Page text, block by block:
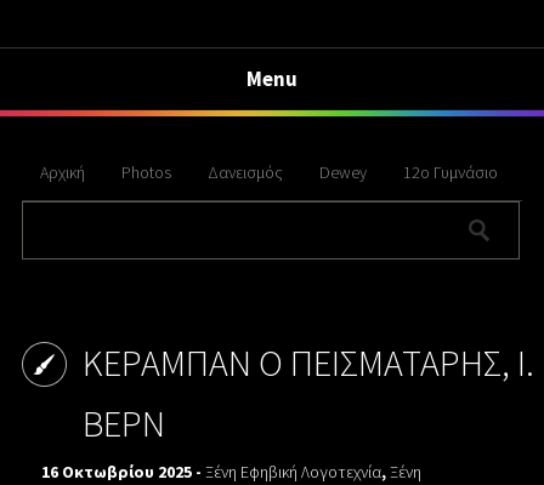
Menu
Αρχική Photos Δανεισμός Dewey 12ο Γυμνάσιο
ΚΕΡΑΜΠΑΝ Ο ΠΕΙΣΜΑΤΑΡΗΣ, Ι.
ΒΕΡΝ
16 Οκτωβρίου 2025 -Ξένη Εφηβική Λογοτεχνία,Ξένη